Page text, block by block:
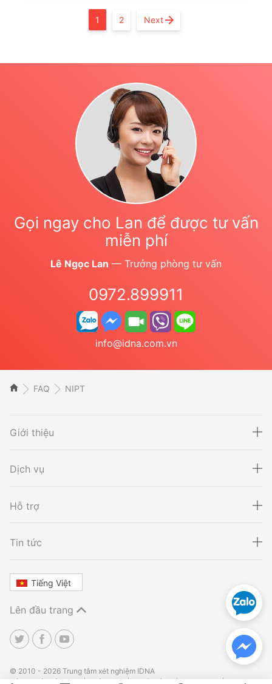
Đà Nẵng
Xét nghiệm khai sinh
Thalassemia
Đà Nẵng
1 2 Next
Gọi ngay cho Lan để được tư vấn
miễn phí
Lê Ngọc Lan — Trưởng phòng tư vấn
0972.899911
info@idna.com.vn
FAQ NIPT
Giới thiệu
Dịch vụ
Hỗ trợ
Tin tức
Tiếng Việt
Lên đầu trang
© 2010 - 2026 Trung tâm xét nghiệm IDNA
Điều khoản sử dụng
Bảo mật Hoàn tiền Liên